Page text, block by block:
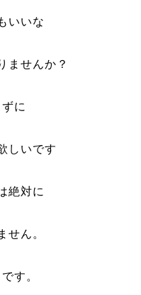
いいな
ませんか？
に
しいです
絶対に
せん。
す。